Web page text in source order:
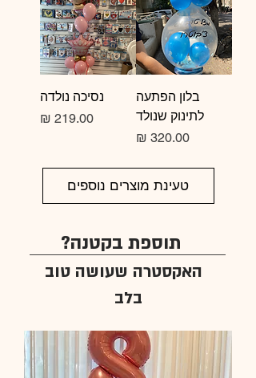
בלון הפתעה
לתינוק שנולד
מחיר
נסיכה נולדה
מחיר
טעינת מוצרים נוספים
תוספת בקטנה?
האקסטרה שעושה טוב
בלב